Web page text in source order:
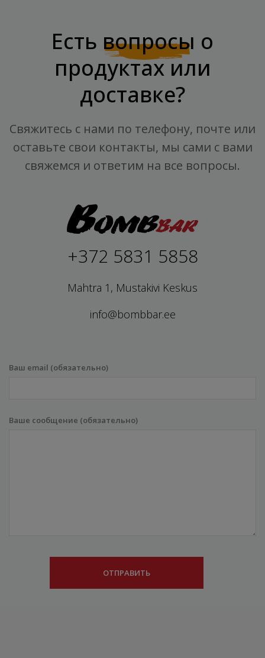
Есть вопросы о
продуктах или
доставке?
Свяжитесь с нами по телефону, почте или
оставьте свои контакты, мы сами с вами
свяжемся и ответим на все вопросы.
+372 5831 5858
Mahtra 1, Mustakivi Keskus
info@bombbar.ee
Ваш email (обязательно)
Ваше сообщение (обязательно)